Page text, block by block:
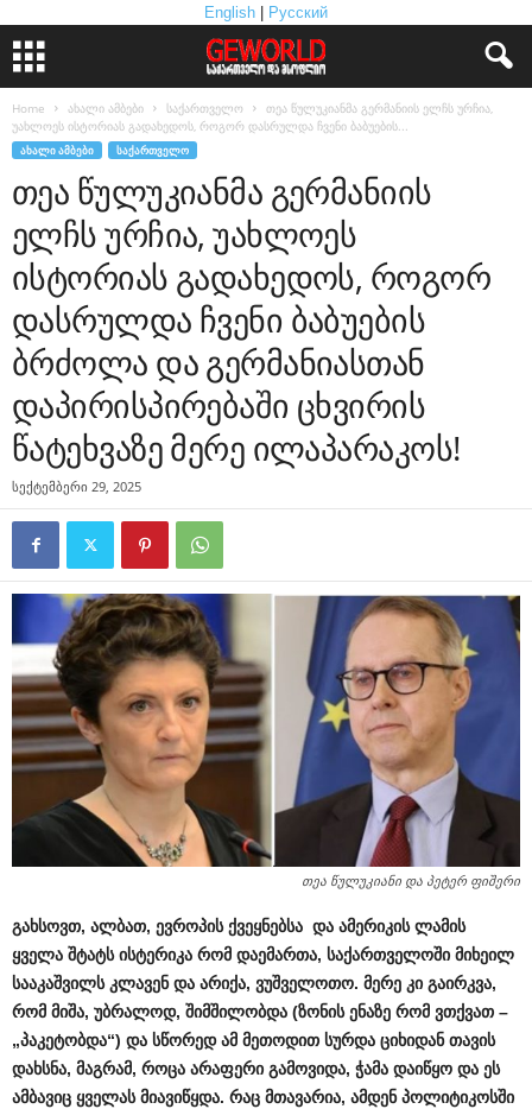
English Русский
Home ახალი ამბები საქართველო
თეა წულუკიანმა გერმანიის ელჩს ურჩია,
უახლოეს ისტორიას გადახედოს, როგორ დასრულდა ჩვენი ბაბუების...
ᲐᲮᲐᲚᲘ ᲐᲛᲑᲔᲑᲘ ᲡᲐᲥᲐᲠᲗᲕᲔᲚᲝ
თეა წულუკიანმა გერმანიის
ელჩს ურჩია, უახლოეს
ისტორიას გადახედოს, როგორ
დასრულდა ჩვენი ბაბუების
ბრძოლა და გერმანიასთან
დაპირისპირებაში ცხვირის
წატეხვაზე მერე ილაპარაკოს!
სექტემბერი 29, 2025
თეა წულუკიანი და პეტერ ფიშერი
გახსოვთ, ალბათ, ევროპის ქვეყნებსა და ამერიკის ლამის
ყველა შტატს ისტერიკა რომ დაემართა, საქართველოში მიხეილ
სააკაშვილს კლავენ და არიქა, ვუშველოთო. მერე კი გაირკვა,
რომ მიშა, უბრალოდ, შიმშილობდა (ზონის ენაზე რომ ვთქვათ –
„პაკეტობდა“) და სწორედ ამ მეთოდით სურდა ციხიდან თავის
დახსნა, მაგრამ, როცა არაფერი გამოვიდა, ჭამა დაიწყო და ეს
ამბავიც ყველას მიავიწყდა. რაც მთავარია, ამდენ პოლიტიკოსში